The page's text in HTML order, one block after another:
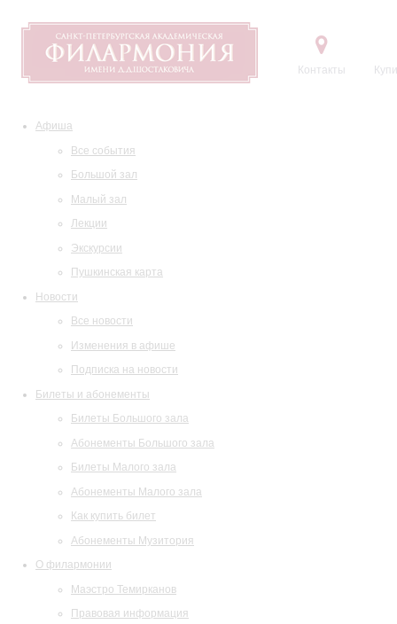
Контакты
Афиша
Все события
Большой зал
Малый зал
Лекции
Экскурсии
Пушкинская карта
Новости
Все новости
Изменения в афише
Подписка на новости
Билеты и абонементы
Билеты Большого зала
Абонементы Большого зала
Билеты Малого зала
Абонементы Малого зала
Как купить билет
Абонементы Музитория
О филармонии
Маэстро Темирканов
Правовая информация